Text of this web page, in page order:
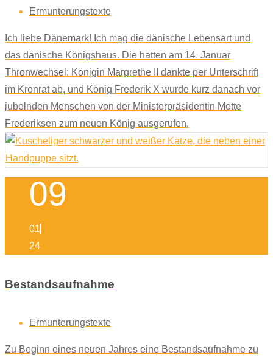
Ermunterungstexte
Ich liebe Dänemark! Ich mag die dänische Lebensart und
das dänische Königshaus. Die hatten am 14. Januar
Thronwechsel: Königin Margrethe II dankte per Unterschrift
im Kronrat ab, und König Frederik X wurde kurz danach vor
jubelnden Menschen von der Ministerpräsidentin Mette
Frederiksen zum neuen König ausgerufen.
09
01
24
Bestandsaufnahme
Ermunterungstexte
Zu Beginn eines neuen Jahres eine Bestandsaufnahme zu